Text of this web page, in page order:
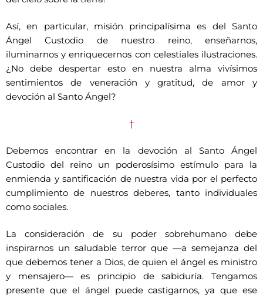
Así, en particular, misión principalísima es del Santo
Ángel Custodio de nuestro reino, enseñarnos,
iluminarnos y enriquecernos con celestiales ilustraciones.
¿No debe despertar esto en nuestra alma vivísimos
sentimientos de veneración y gratitud, de amor y
devoción al Santo Ángel?
†
Debemos encontrar en la devoción al Santo Ángel
Custodio del reino un poderosísimo estímulo para la
enmienda y santificación de nuestra vida por el perfecto
cumplimiento de nuestros deberes, tanto individuales
como sociales.
La consideración de su poder sobrehumano debe
inspirarnos un saludable terror que —a semejanza del
que debemos tener a Dios, de quien el ángel es ministro
y mensajero— es principio de sabiduría. Tengamos
presente que el ángel puede castigarnos, ya que ese